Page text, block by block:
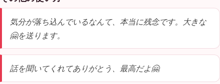
気分が落ち込んでいるなんて、本当に残念です。大きな
🤗を送ります。
話を聞いてくれてありがとう、最高だよ🤗